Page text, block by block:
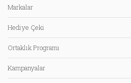
Markalar
Hediye Çeki
Ortaklık Programı
Kampanyalar